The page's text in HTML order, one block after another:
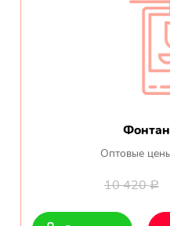
Оптовые
10 420Р